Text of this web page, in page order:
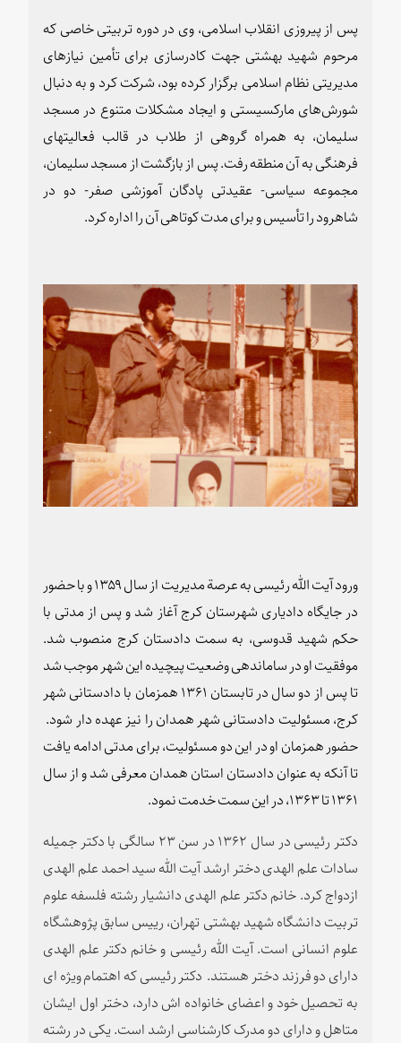
پس از پیروزی انقلاب اسلامی، وی در دوره تربیتی خاصی که
مرحوم شهید بهشتی جهت کادرسازی برای تأمین نیازهای
مدیریتی نظام اسلامی برگزار کرده بود، شرکت کرد و به دنبال
شورش‌های مارکسیستی و ایجاد مشکلات متنوع در مسجد
سلیمان، به همراه گروهی از طلاب در قالب فعالیتهای
فرهنگی به آن منطقه رفت. پس از بازگشت از مسجد سلیمان،
مجموعه سیاسی- عقیدتی پادگان آموزشی صفر- دو در
شاهرود را تأسیس و برای مدت کوتاهی آن را اداره کرد.
ورود آیت الله رئیسی به عرصة مدیریت از سال ۱۳۵۹ و با حضور
در جایگاه دادیاری شهرستان کرج آغاز شد و پس از مدتی با
حکم شهید قدوسی، به سمت دادستان کرج منصوب شد.
موفقیت او در ساماندهی وضعیت پیچیده این شهر موجب شد
تا پس از دو سال در تابستان ۱۳۶۱ همزمان با دادستانی شهر
کرج، مسئولیت دادستانی شهر همدان را نیز عهده دار شود.
حضور همزمان او در این دو مسئولیت، برای مدتی ادامه یافت
تا آنکه به عنوان دادستان استان همدان معرفی شد و از سال
۱۳۶۱ تا ۱۳۶۳، در این سمت خدمت نمود
.
دکتر رئیسی در سال ۱۳۶۲ در سن ۲۳ سالگی با دکتر جمیله
سادات علم الهدی دختر ارشد آیت الله سید احمد علم الهدی
ازدواج کرد. خانم دکتر علم الهدی دانشیار رشته فلسفه علوم
تربیت دانشگاه شهید بهشتی تهران، رییس سابق پژوهشگاه
علوم انسانی است. آیت الله رئیسی و خانم دکتر علم الهدی
دارای دو فرزند دختر هستند. دکتر رئیسی که اهتمام ویژه ای
به تحصیل خود و اعضای خانواده اش دارد، دختر اول ایشان
متاهل و دارای دو مدرک کارشناسی ارشد است. یکی در رشته